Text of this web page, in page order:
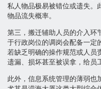
私人物品极易被错位或遗失。
物品流失概率。
第三，搬迁辅助人员的介入环
于行政岗位的调岗会配备一定
若缺乏明确的操作规范或人员
遗漏、损坏甚至被误拿，给员
此外，信息系统管理的薄弱也